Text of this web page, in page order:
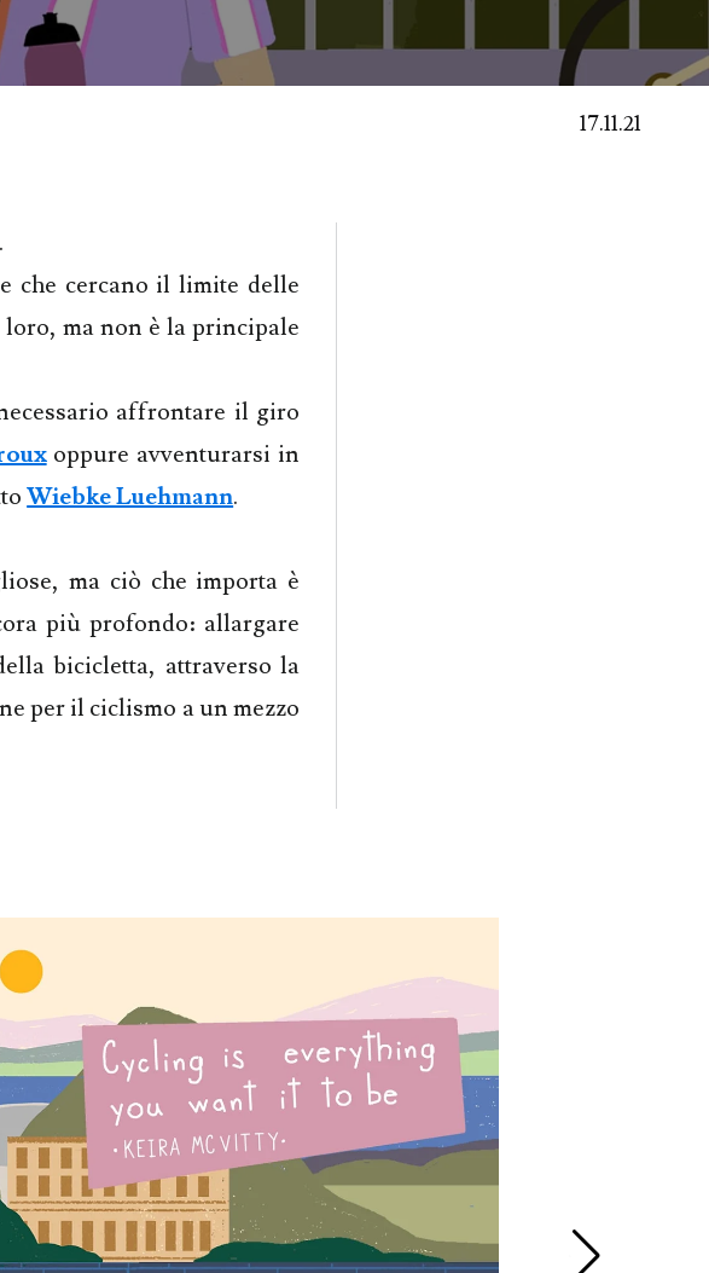
17.11.21
che cercano il limite delle
ma non è la principale
affrontare il giro
oppure avventurarsi in
Wiebke Luehmann.
ma ciò che importa è
più profondo: allargare
bicicletta, attraverso la
per il ciclismo a un mezzo